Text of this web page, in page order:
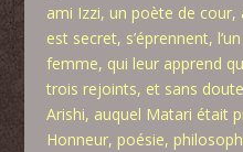
ami Izzi, un poète de cour,
est secret, s’éprennent,
femme, qui leur apprend
trois rejoints, et sans
Arishi, auquel Matari était
Honneur, poésie,